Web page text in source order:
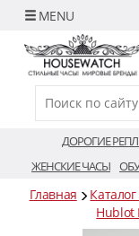
ДОРОГИЕ
ЖЕНСКИЕ ЧАСЫ
Главная
Hublot